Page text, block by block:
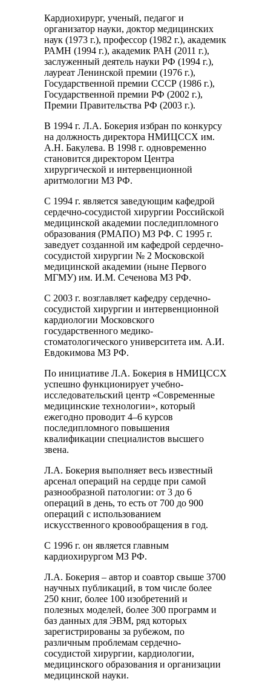
Кардиохирург, ученый, педагог и
организатор науки, доктор медицинских
наук (1973 г.), профессор (1982 г.), академик
РАМН (1994 г.), академик РАН (2011 г.),
заслуженный деятель науки РФ (1994 г.),
лауреат Ленинской премии (1976 г.),
Государственной премии СССР (1986 г.),
Государственной премии РФ (2002 г.),
Премии Правительства РФ (2003 г.).
В 1994 г. Л.А. Бокерия избран по конкурсу
на должность директора НМИЦССХ им.
А.Н. Бакулева. В 1998 г. одновременно
становится директором Центра
хирургической и интервенционной
аритмологии МЗ РФ.
С 1994 г. является заведующим кафедрой
сердечно-сосудистой хирургии Российской
медицинской академии последипломного
образования (РМАПО) МЗ РФ. С 1995 г.
заведует созданной им кафедрой сердечно-
сосудистой хирургии № 2 Московской
медицинской академии (ныне Первого
МГМУ) им. И.М. Сеченова МЗ РФ.
С 2003 г. возглавляет кафедру сердечно-
сосудистой хирургии и интервенционной
кардиологии Московского
государственного медико-
стоматологического университета им. А.И.
Евдокимова МЗ РФ.
По инициативе Л.А. Бокерия в НМИЦССХ
успешно функционирует учебно-
исследовательский центр «Современные
медицинские технологии», который
ежегодно проводит 4–6 курсов
последипломного повышения
квалификации специалистов высшего
звена.
Л.А. Бокерия выполняет весь известный
арсенал операций на сердце при самой
разнообразной патологии: от 3 до 6
операций в день, то есть от 700 до 900
операций с использованием
искусственного кровообращения в год.
С 1996 г. он является главным
кардиохирургом МЗ РФ.
Л.А. Бокерия – автор и соавтор свыше 3700
научных публикаций, в том числе более
250 книг, более 100 изобретений и
полезных моделей, более 300 программ и
баз данных для ЭВМ, ряд которых
зарегистрированы за рубежом, по
различным проблемам сердечно-
сосудистой хирургии, кардиологии,
медицинского образования и организации
медицинской науки.